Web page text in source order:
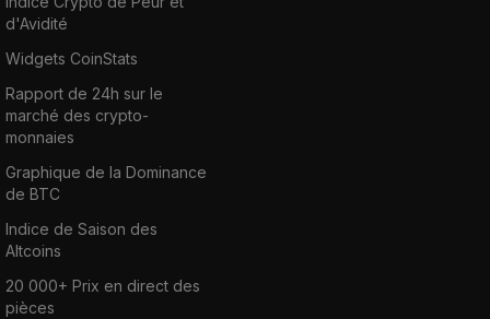
d'Avidité
Widgets CoinStats
Rapport de 24h sur le
marché des crypto-
monnaies
Graphique de la Dominance
de BTC
Indice de Saison des
Altcoins
20 000+ Prix en direct des
pièces